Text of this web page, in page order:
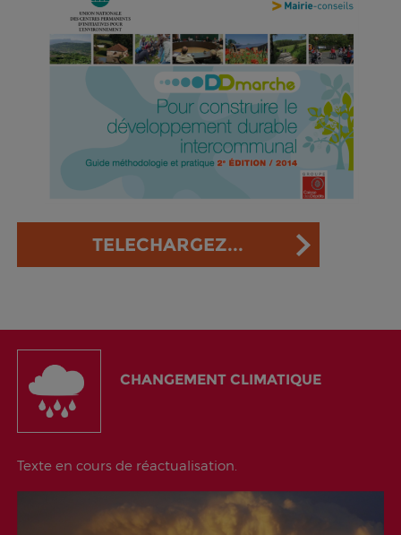
TELECHARGEZ...
CHANGEMENT CLIMATIQUE
Texte en cours de réactualisation.